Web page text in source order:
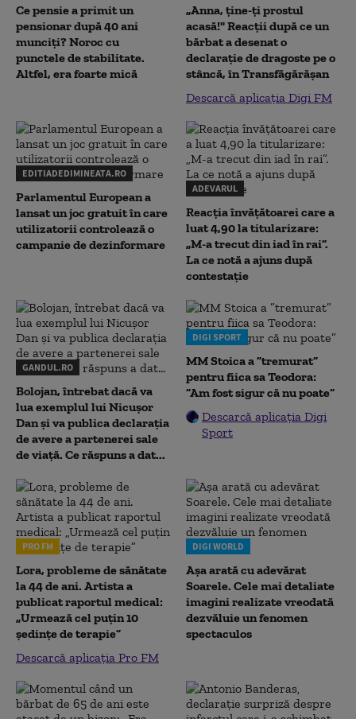
Ce pensie a primit un
pensionar după 40 ani
munciți? Noroc cu
punctele de stabilitate.
Altfel, era foarte mică
„Anna, ţine-ţi prostul
acasă!" Reacţii după ce un
bărbat a desenat o
declaraţie de dragoste pe o
stâncă, în Transfăgărăşan
Descarcă aplicația Digi FM
EDITIADEDIMINEATA.RO
Parlamentul European a
lansat un joc gratuit în care
utilizatorii controlează o
campanie de dezinformare
ADEVARUL
Reacția învățătoarei care a
luat 4,90 la titularizare:
„M-a trecut din iad în rai”.
La ce notă a ajuns după
contestație
GANDUL.RO
Bolojan, întrebat dacă va
lua exemplul lui Nicușor
Dan și va publica declarația
de avere a partenerei sale
de viață. Ce răspuns a dat...
DIGI SPORT
MM Stoica a ”tremurat”
pentru fiica sa Teodora:
”Am fost sigur că nu poate”
Descarcă aplicația Digi
Sport
PRO FM
Lora, probleme de sănătate
la 44 de ani. Artista a
publicat raportul medical:
„Urmează cel puțin 10
ședințe de terapie”
Descarcă aplicația Pro FM
DIGI WORLD
Așa arată cu adevărat
Soarele. Cele mai detaliate
imagini realizate vreodată
dezvăluie un fenomen
spectaculos